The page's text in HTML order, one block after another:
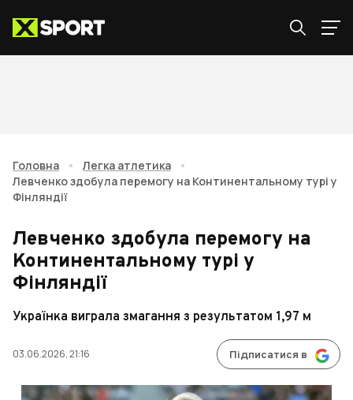
Головна • Легка атлетика
•
Левченко здобула перемогу на Континентальному турі у
Фінляндії
Левченко здобула перемогу на
Континентальному турі у
Фінляндії
Українка виграла змагання з результатом 1,97 м
03.06.2026, 21:16 Підписатися в